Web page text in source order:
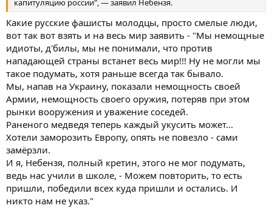
Какие русские фашисты молодцы, просто смелые люди,
вот так вот взять и на весь мир заявить - "Мы немощные
идиоты, д'билы, мы не понимали, что против
нападающей страны встанет весь мир!!! Ну не могли мы
такое подумать, хотя раньше всегда так бывало.
Мы, напав на Украину, показали немощность своей
Армии, немощность своего оружия, потеряв при этом
рынки вооружения и уважение соседей.
Раненого медведя теперь каждый укусить может...
Хотели заморозить Европу, опять не повезло - сами
замёрзли.
И я, Небензя, полный кретин, этого не мог подумать,
ведь нас учили в школе, - Можем повторить, то есть
пришли, победили всех куда пришли и остались. И
никто нам не указ."